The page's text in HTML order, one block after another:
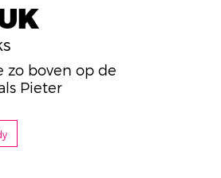
zo boven op de
Pieter